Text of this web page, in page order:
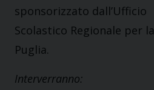
sponsorizzato dall’Ufficio
Scolastico Regionale per la
Puglia.
Interverranno: